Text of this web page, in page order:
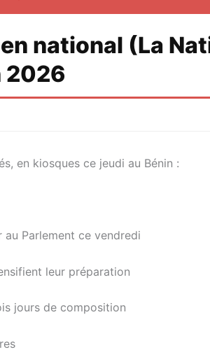
national (La
2026
en kiosques ce jeudi au Bénin :
Parlement ce vendredi
leur préparation
jours de composition